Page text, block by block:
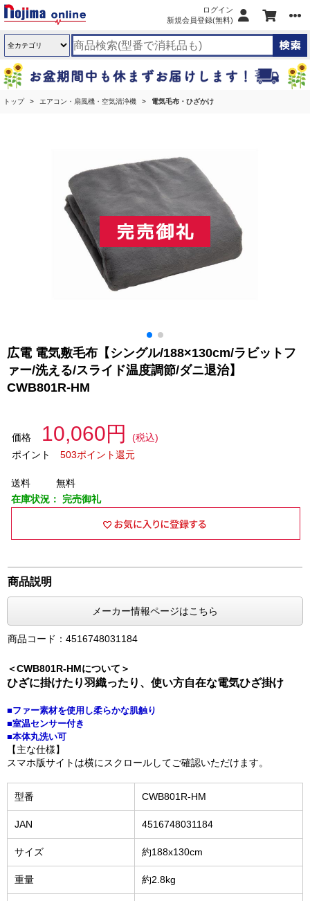
ログイン
新規会員登録(無料)
トップ エアコン・扇風機・空気清浄機 電気毛布・ひざかけ
広電 電気敷毛布【シングル/188×130cm/ラビットフ
ァー/洗える/スライド温度調節/ダニ退治】
CWB801R-HM
価格 10,060円
(税込)
ポイント
503ポイント還元
送料
無料
在庫状況： 完売御礼
商品説明
メーカー情報ページはこちら
商品コード：4516748031184
＜CWB801R-HMについて＞
ひざに掛けたり羽織ったり、使い方自在な電気ひざ掛け
■ファー素材を使用し柔らかな肌触り
■室温センサー付き
■本体丸洗い可
【主な仕様】
スマホ版サイトは横にスクロールしてご確認いただけます。
型番 CWB801R-HM
JAN 4516748031184
サイズ 約188x130cm
重量 約2.8kg